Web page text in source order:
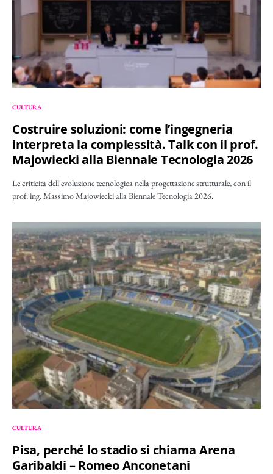
CULTURA
Costruire soluzioni: come l’ingegneria
interpreta la complessità. Talk con il prof.
Majowiecki alla Biennale Tecnologia 2026
Le criticità dell'evoluzione tecnologica nella progettazione strutturale, con il
prof. ing. Massimo Majowiecki alla Biennale Tecnologia 2026.
CULTURA
Pisa, perché lo stadio si chiama Arena
Garibaldi – Romeo Anconetani